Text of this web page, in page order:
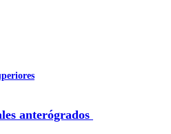
anterógrados